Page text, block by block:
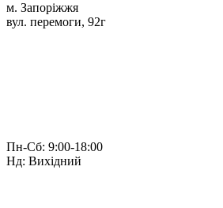
м. Запоріжжя
вул. перемоги, 92г
Пн-Сб: 9:00-18:00
Нд: Вихідний